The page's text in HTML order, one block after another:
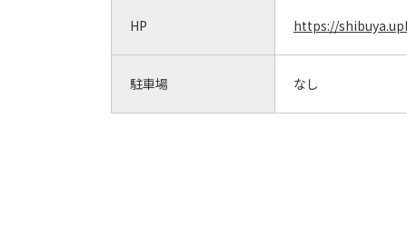
HP https://
駐車場 なし